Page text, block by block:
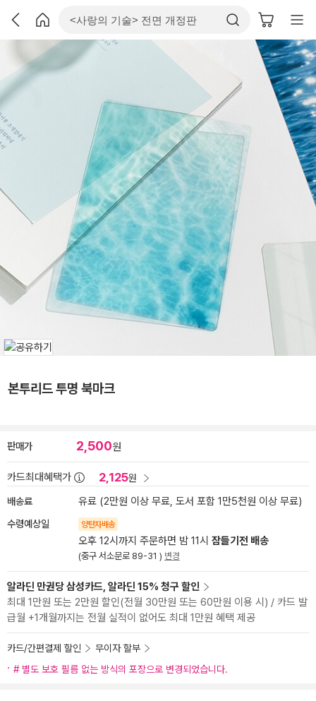
본투리드 투명 북마크
판매가 2,500원
카드최대혜택가 2,125원
배송료 유료 (2만원 이상 무료, 도서 포함 1만5천원 이상 무료)
수령예상일 양탄자배송
오후 12시까지 주문하면 밤 11시 잠들기전 배송
(중구 서소문로 89-31 ) 변경
알라딘 만권당 삼성카드, 알라딘 15% 청구 할인
최대 1만원 또는 2만원 할인(전월 30만원 또는 60만원 이용 시) / 카드 발
급월 +1개월까지는 전월 실적이 없어도 최대 1만원 혜택 제공
카드/간편결제 할인
무이자 할부
# 별도 보호 필름 없는 방식의 포장으로 변경되었습니다.